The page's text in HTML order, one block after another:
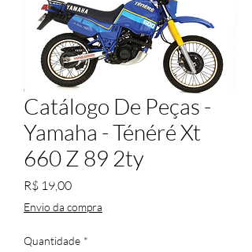
Catálogo De Peças -
Yamaha - Ténéré Xt
660 Z 89 2ty
R$ 19,00Preço
Envio da compra
Quantidade *